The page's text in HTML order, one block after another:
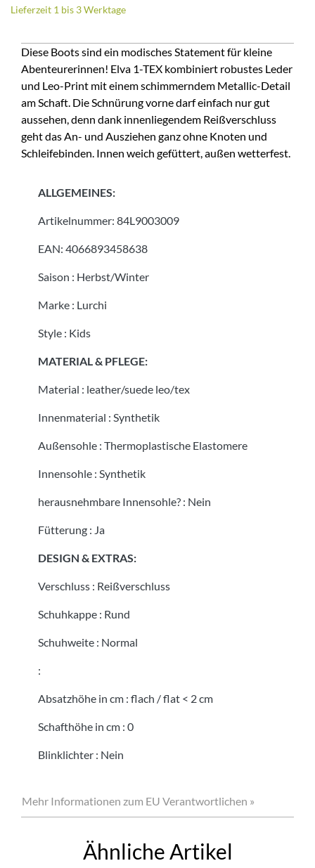
Lieferzeit 1 bis 3 Werktage
Diese Boots sind ein modisches Statement für kleine
Abenteurerinnen! Elva 1-TEX kombiniert robustes Leder
und Leo-Print mit einem schimmerndem Metallic-Detail
am Schaft. Die Schnürung vorne darf einfach nur gut
aussehen, denn dank innenliegendem Reißverschluss
geht das An- und Ausziehen ganz ohne Knoten und
Schleifebinden. Innen weich gefüttert, außen wetterfest.
ALLGEMEINES:
Artikelnummer: 84L9003009
EAN: 4066893458638
Saison : Herbst/Winter
Marke : Lurchi
Style : Kids
MATERIAL & PFLEGE:
Material : leather/suede leo/tex
Innenmaterial : Synthetik
Außensohle : Thermoplastische Elastomere
Innensohle : Synthetik
herausnehmbare Innensohle? : Nein
Fütterung : Ja
DESIGN & EXTRAS:
Verschluss : Reißverschluss
Schuhkappe : Rund
Schuhweite : Normal
:
Absatzhöhe in cm : flach / flat < 2 cm
Schafthöhe in cm : 0
Blinklichter : Nein
Mehr Informationen zum EU Verantwortlichen »
Ähnliche Artikel